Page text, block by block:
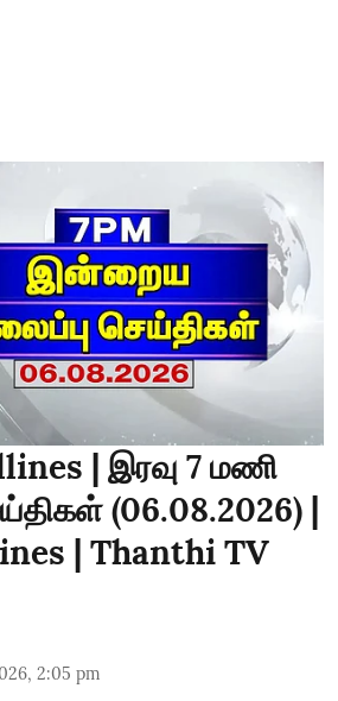
| இரவு 7 மணி
(06.08.2026) |
| Thanthi TV
2:05 pm